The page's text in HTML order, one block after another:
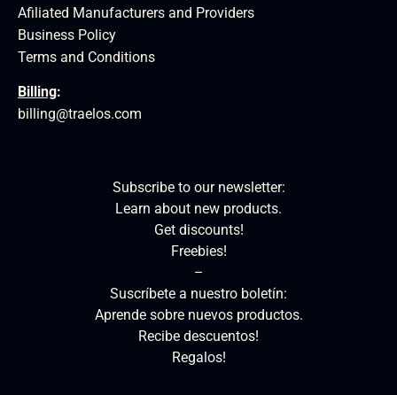
Afiliated Manufacturers and Providers
Business Policy
Terms and Conditions
Billing:
billing@traelos.com
Subscribe to our newsletter:
Learn about new products.
Get discounts!
Freebies!
–
Suscríbete a nuestro boletín:
Aprende sobre nuevos productos.
Recibe descuentos!
Regalos!